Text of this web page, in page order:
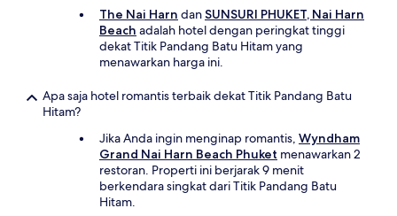
The Nai Harn danSUNSURI PHUKET, Nai Harn
Beach adalah hotel dengan peringkat tinggi
dekat Titik Pandang Batu Hitam yang
menawarkan harga ini.
Apa saja hotel romantis terbaik dekat Titik Pandang Batu
Hitam?
Jika Anda ingin menginap romantis, Wyndham
Grand Nai Harn Beach Phuket menawarkan 2
restoran. Properti ini berjarak 9 menit
berkendara singkat dari Titik Pandang Batu
Hitam.